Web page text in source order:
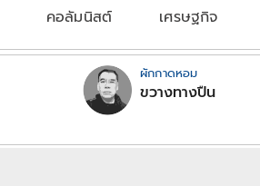
คอลัมนิสต์ เศรษฐกิจ
ผักกาดหอม
ขวางทางปืน